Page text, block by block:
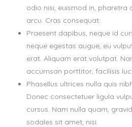
odio nisi, euismod in, pharetra
arcu. Cras consequat.
Praesent dapibus, neque id
neque egestas augue, eu
erat. Aliquam erat volutpat.
accumsan porttitor, facilisis
Phasellus ultrices nulla quis
Donec consectetuer ligula
cursus. Nam nulla quam,
sodales sit amet, nisi.